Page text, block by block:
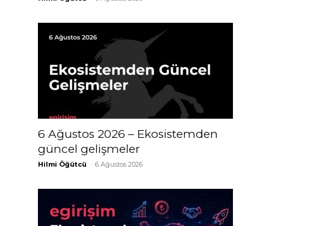
6 Ağustos 2026 – Ekosistemden
güncel gelişmeler
Hilmi Öğütcü - 6 Ağustos 2026